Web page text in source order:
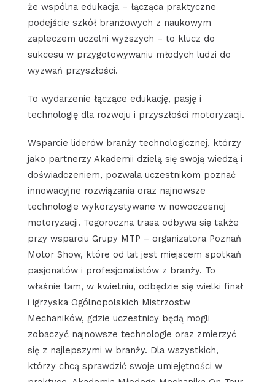
że wspólna edukacja – łącząca praktyczne
podejście szkół branżowych z naukowym
zapleczem uczelni wyższych – to klucz do
sukcesu w przygotowywaniu młodych ludzi do
wyzwań przyszłości.
To wydarzenie łączące edukację, pasję i
technologię dla rozwoju i przyszłości motoryzacji.
Wsparcie liderów branży technologicznej, którzy
jako partnerzy Akademii dzielą się swoją wiedzą i
doświadczeniem, pozwala uczestnikom poznać
innowacyjne rozwiązania oraz najnowsze
technologie wykorzystywane w nowoczesnej
motoryzacji. Tegoroczna trasa odbywa się także
przy wsparciu Grupy MTP – organizatora Poznań
Motor Show, które od lat jest miejscem spotkań
pasjonatów i profesjonalistów z branży. To
właśnie tam, w kwietniu, odbędzie się wielki finał
i igrzyska Ogólnopolskich Mistrzostw
Mechaników, gdzie uczestnicy będą mogli
zobaczyć najnowsze technologie oraz zmierzyć
się z najlepszymi w branży. Dla wszystkich,
którzy chcą sprawdzić swoje umiejętności w